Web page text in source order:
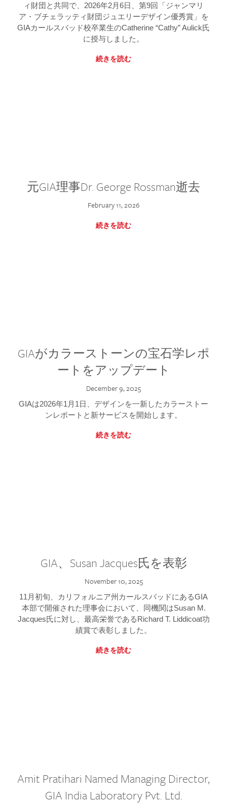
ィ財団と共同で、2026年2月6日、第9回「ジャンマリ
ア・ブチェラッティ財団ジュエリーデザイン優秀賞」を
GIAカールスバッド校卒業生のCatherine “Cathy” Aulick氏
に授与しました。
続きを読む
元GIA理事Dr. George Rossman逝去
February 11, 2026
続きを読む
GIAがカラーストーンの宝石学レポ
ートをアップデート
December 9, 2025
GIAは2026年1月1日、デザインを一新したカラーストー
ンレポートと新サービスを開始します。
続きを読む
GIA、Susan Jacques氏を表彰
November 10, 2025
11月初旬、カリフォルニア州カールスバッドにあるGIA
本部で開催された理事会において、同機関はSusan M.
Jacques氏に対し、最高栄誉であるRichard T. Liddicoat功
績賞で表彰しました。
続きを読む
Amit Pratihari Named Managing Director,
GIA India Laboratory Pvt. Ltd.